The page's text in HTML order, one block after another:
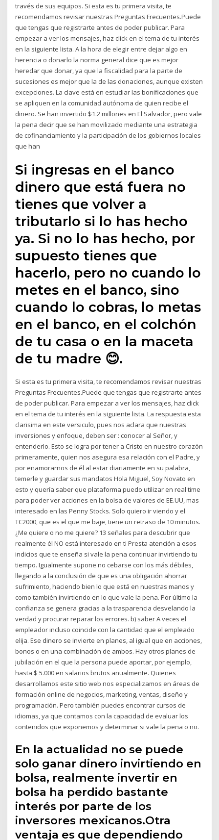
través de sus equipos. Si esta es tu primera visita, te
recomendamos revisar nuestras Preguntas Frecuentes.Puede
que tengas que registrarte antes de poder publicar. Para
empezar a ver los mensajes, haz click en el tema de tu interés
en la siguiente lista. A la hora de elegir entre dejar algo en
herencia o donarlo la norma general dice que es mejor
heredar que donar, ya que la fiscalidad para la parte de
sucesiones es mejor que la de las donaciones, aunque existen
excepciones. La clave está en estudiar las bonificaciones que
se apliquen en la comunidad autónoma de quien recibe el
dinero. Se han invertido $1.2 millones en El Salvador, pero vale
la pena decir que se han movilizado mediante una estrategia
de cofinanciamiento y la participación de los gobiernos locales
que han
Si ingresas en el banco
dinero que está fuera no
tienes que volver a
tributarlo si lo has hecho
ya. Si no lo has hecho, por
supuesto tienes que
hacerlo, pero no cuando lo
metes en el banco, sino
cuando lo cobras, lo metas
en el banco, en el colchón
de tu casa o en la maceta
de tu madre 😊.
Si esta es tu primera visita, te recomendamos revisar nuestras
Preguntas Frecuentes.Puede que tengas que registrarte antes
de poder publicar. Para empezar a ver los mensajes, haz click
en el tema de tu interés en la siguiente lista. La respuesta esta
clarisima en este versiculo, pues nos aclara que nuestras
inversiones y enfoque, deben ser : conocer al Señor, y
entenderlo. Esto se logra por tener a Cristo en nuestro corazón
primeramente, quien nos asegura esa relación con el Padre, y
por enamorarnos de él al estar diariamente en su palabra,
temerle y guardar sus mandatos Hola Miguel, Soy Novato en
esto y quería saber que plataforma puedo utilizar en real time
para poder ver acciones en la bolsa de valores de EE.UU, mas
interesado en las Penny Stocks. Solo quiero ir viendo y el
TC2000, que es el que me baje, tiene un retraso de 10 minutos.
¿Me quiere o no me quiere? 13 señales para descubrir que
realmente él NO está interesado en ti Presta atención a esos
indicios que te enseña si vale la pena continuar invirtiendo tu
tiempo. Igualmente supone no cebarse con los más débiles,
llegando a la conclusión de que es una obligación ahorrar
sufrimiento, haciendo bien lo que está en nuestras manos y
como también invirtiendo en lo que vale la pena. Por último la
confianza se genera gracias a la trasparencia desvelando la
verdad y procurar reparar los errores. b) saber A veces el
empleador incluso coincide con la cantidad que el empleado
elija. Ese dinero se invierte en planes, al igual que en acciones,
bonos o en una combinación de ambos. Hay otros planes de
jubilación en el que la persona puede aportar, por ejemplo,
hasta $ 5.000 en salarios brutos anualmente. Quienes
desarrollamos este sitio web nos especializamos en áreas de
formación online de negocios, marketing, ventas, diseño y
programación. Pero también puedes encontrar cursos de
idiomas, ya que contamos con la capacidad de evaluar los
contenidos que exponemos y determinar si vale la pena o no.
En la actualidad no se puede
solo ganar dinero invirtiendo en
bolsa, realmente invertir en
bolsa ha perdido bastante
interés por parte de los
inversores mexicanos.Otra
ventaja es que dependiendo